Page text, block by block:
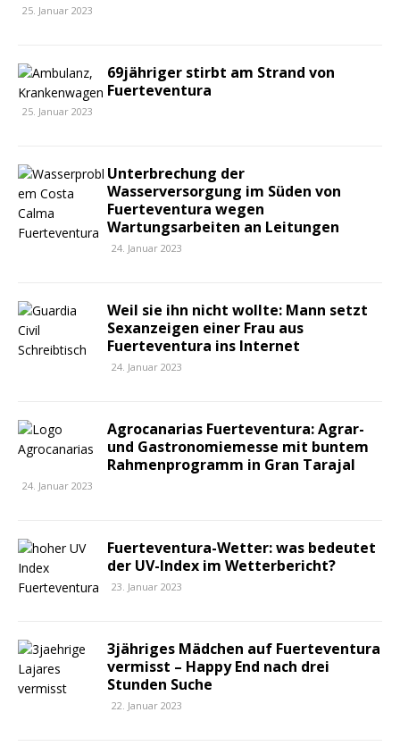
25. Januar 2023
69jähriger stirbt am Strand von
Fuerteventura
25. Januar 2023
Unterbrechung der
Wasserversorgung im Süden von
Fuerteventura wegen
Wartungsarbeiten an Leitungen
24. Januar 2023
Weil sie ihn nicht wollte: Mann setzt
Sexanzeigen einer Frau aus
Fuerteventura ins Internet
24. Januar 2023
Agrocanarias Fuerteventura: Agrar-
und Gastronomiemesse mit buntem
Rahmenprogramm in Gran Tarajal
24. Januar 2023
Fuerteventura-Wetter: was bedeutet
der UV-Index im Wetterbericht?
23. Januar 2023
3jähriges Mädchen auf Fuerteventura
vermisst – Happy End nach drei
Stunden Suche
22. Januar 2023